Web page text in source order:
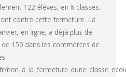
122 élèves, en 6 classes.
contre cette fermeture. La
en ligne, a déjà plus de
150 dans les commerces de